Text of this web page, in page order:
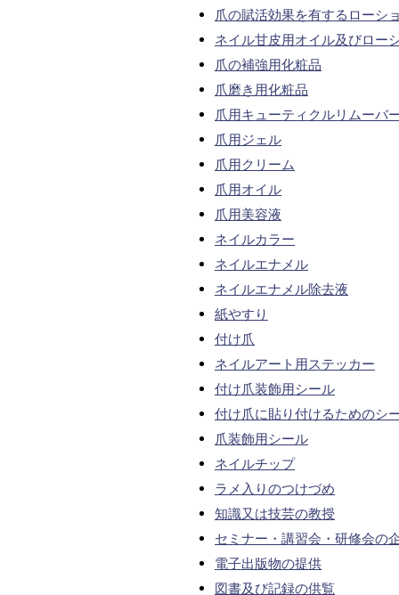
爪の賦活効果を有するローシ
ネイル甘皮用オイル及びロー
爪の補強用化粧品
爪磨き用化粧品
爪用キューティクルリムーバ
爪用ジェル
爪用クリーム
爪用オイル
爪用美容液
ネイルカラー
ネイルエナメル
ネイルエナメル除去液
紙やすり
付け爪
ネイルアート用ステッカー
付け爪装飾用シール
付け爪に貼り付けるためのシ
爪装飾用シール
ネイルチップ
ラメ入りのつけづめ
知識又は技芸の教授
セミナー・講習会・研修会の
電子出版物の提供
図書及び記録の供覧